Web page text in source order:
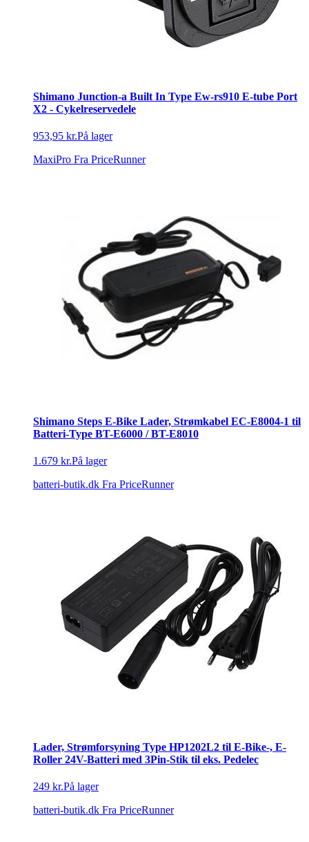
Shimano Junction-a Built In Type Ew-rs910 E-tube Port
X2 - Cykelreservedele
953,95 kr.På lager
MaxiPro Fra PriceRunner
Shimano Steps E-Bike Lader, Strømkabel EC-E8004-1 til
Batteri-Type BT-E6000 / BT-E8010
1.679 kr.På lager
batteri-butik.dk Fra PriceRunner
Lader, Strømforsyning Type HP1202L2 til E-Bike-, E-
Roller 24V-Batteri med 3Pin-Stik til eks. Pedelec
249 kr.På lager
batteri-butik.dk Fra PriceRunner